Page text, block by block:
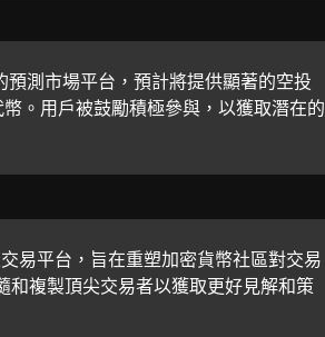
測市場平台，預計將提供顯著的空投
。用戶被鼓勵積極參與，以獲取潛在的
易平台，旨在重塑加密貨幣社區對交易
和複製頂尖交易者以獲取更好見解和策